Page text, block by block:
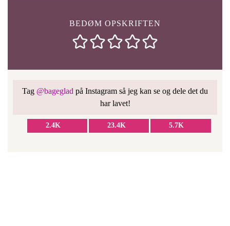
BEDØM OPSKRIFTEN
Tag @bageglad på Instagram så jeg kan se og dele det du
har lavet!
2.4K 23.4K 5.7K